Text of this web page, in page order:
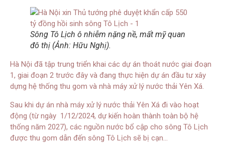
Sông Tô Lịch ô nhiễm nặng nề, mất mỹ quan
đô thị (Ảnh: Hữu Nghị).
Hà Nội đã tập trung triển khai các dự án thoát nước giai đoạn
1, giai đoạn 2 trước đây và đang thực hiện dự án đầu tư xây
dựng hệ thống thu gom và nhà máy xử lý nước thải Yên Xá.
Sau khi dự án nhà máy xử lý nước thải Yên Xá đi vào hoạt
động (từ ngày 1/12/2024, dự kiến hoàn thành toàn bộ hệ
thống năm 2027), các nguồn nước bổ cập cho sông Tô Lịch
được thu gom dẫn đến sông Tô Lịch sẽ bị cạn…